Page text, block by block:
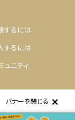
するには
するには
ュニティ
バナーを閉じる